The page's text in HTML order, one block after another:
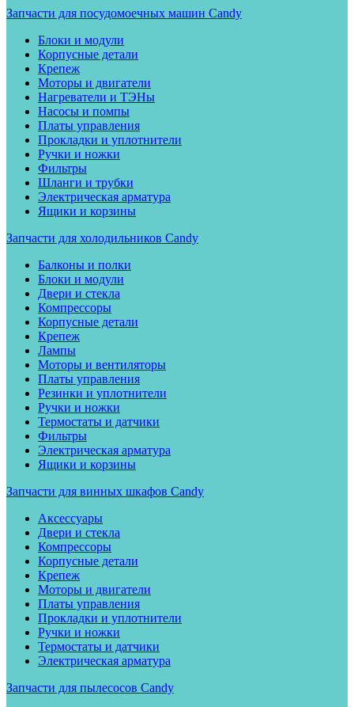
Запчасти для посудомоечных машин Candy
Блоки и модули
Корпусные детали
Крепеж
Моторы и двигатели
Нагреватели и ТЭНы
Насосы и помпы
Платы управления
Прокладки и уплотнители
Ручки и ножки
Фильтры
Шланги и трубки
Электрическая арматура
Ящики и корзины
Запчасти для холодильников Candy
Балконы и полки
Блоки и модули
Двери и стекла
Компрессоры
Корпусные детали
Крепеж
Лампы
Моторы и вентиляторы
Платы управления
Резинки и уплотнители
Ручки и ножки
Термостаты и датчики
Фильтры
Электрическая арматура
Ящики и корзины
Запчасти для винных шкафов Candy
Аксессуары
Двери и стекла
Компрессоры
Корпусные детали
Крепеж
Моторы и двигатели
Платы управления
Прокладки и уплотнители
Ручки и ножки
Термостаты и датчики
Электрическая арматура
Запчасти для пылесосов Candy